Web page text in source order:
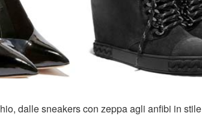
dalle sneakers con zeppa agli anfibi in stile